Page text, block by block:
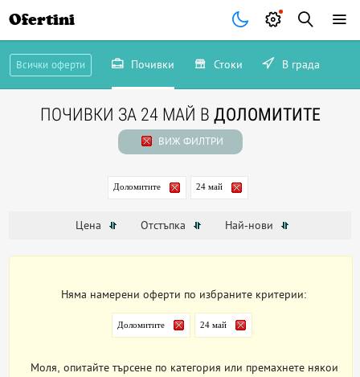
Ofertini
Всички оферти Почивки Стоки В града
ПОЧИВКИ ЗА 24 МАЙ В ДОЛОМИТИТЕ
ВИЖ ФИЛТРИ
Доломитите 24 май
Цена Отстъпка Най-нови
Няма намерени оферти по избраните критерии:
Доломитите 24 май
Моля, опитайте търсене по категория или премахнете някои